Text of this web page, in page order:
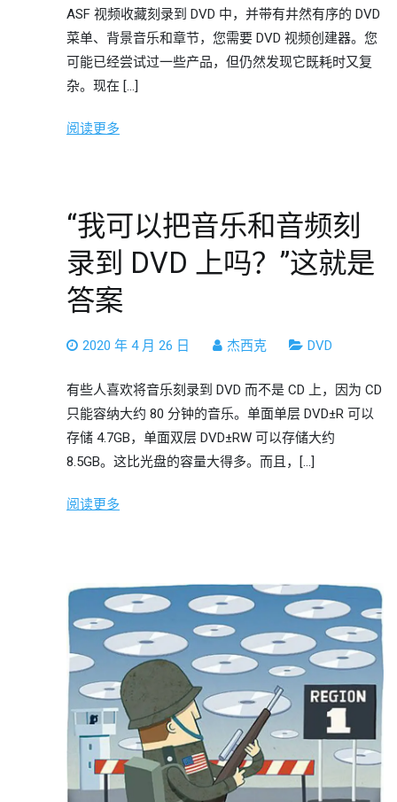
ASF 视频收藏刻录到 DVD 中，并带有井然有序的 DVD
菜单、背景音乐和章节，您需要 DVD 视频创建器。您
可能已经尝试过一些产品，但仍然发现它既耗时又复
杂。现在 […]
阅读更多
“我可以把音乐和音频刻
录到 DVD 上吗？”这就是
答案
2020 年 4 月 26 日 杰西克 DVD
有些人喜欢将音乐刻录到 DVD 而不是 CD 上，因为 CD
只能容纳大约 80 分钟的音乐。单面单层 DVD±R 可以
存储 4.7GB，单面双层 DVD±RW 可以存储大约
8.5GB。这比光盘的容量大得多。而且，[…]
阅读更多